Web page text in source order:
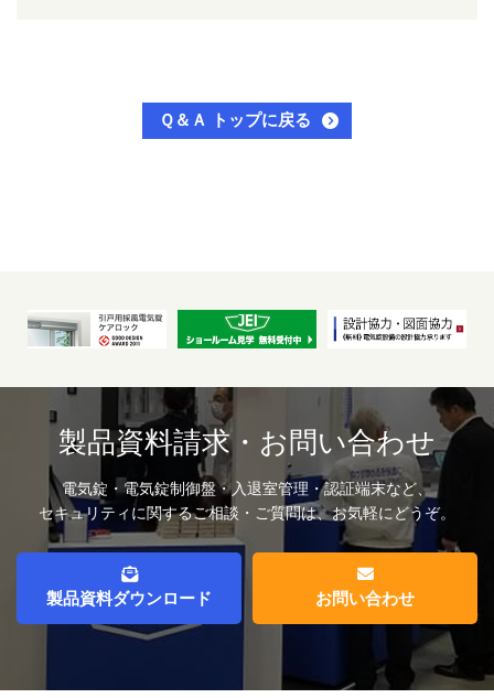
Ｑ＆Ａ トップに戻る
製品資料請求・お問い合わせ
電気錠・電気錠制御盤・入退室管理・認証端末など、
セキュリティに関するご相談・ご質問は、お気軽にどうぞ。
製品資料ダウンロード お問い合わせ